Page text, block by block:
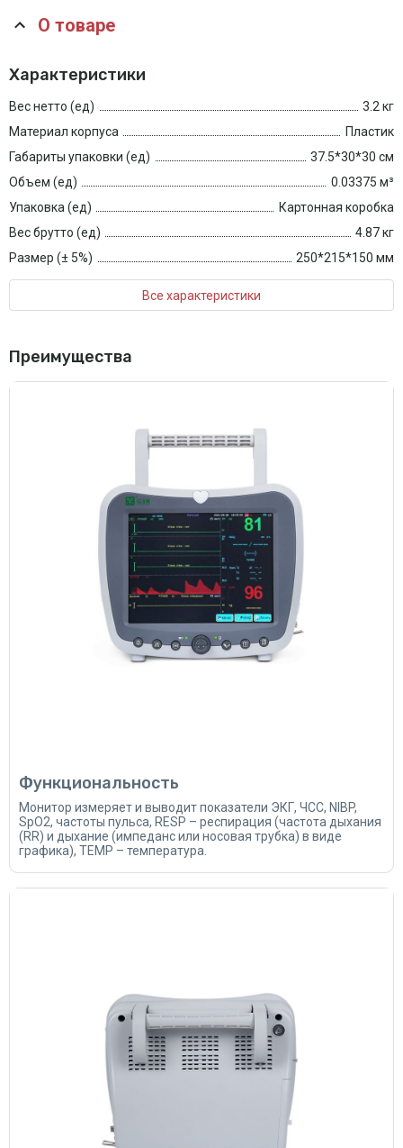
О товаре
Характеристики
Вес нетто (ед)
3.2 кг
Материал корпуса
Пластик
Габариты упаковки (ед)
37.5*30*30 см
Объем (ед)
0.03375 м³
Упаковка (ед)
Картонная коробка
Вес брутто (ед)
4.87 кг
Размер (± 5%)
250*215*150 мм
Все характеристики
Преимущества
Функциональность
Монитор измеряет и выводит показатели ЭКГ, ЧСС, NIBP,
SpO2, частоты пульса, RESP – респирация (частота дыхания
(RR) и дыхание (импеданс или носовая трубка) в виде
графика), TEMP – температура.